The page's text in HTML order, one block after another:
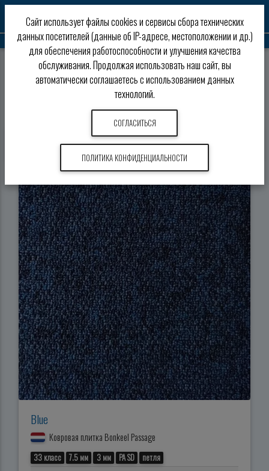
Ковровая плитка Bonkeel Passage
Ковровая плитка Bonkeel Passage
Характеристики Сертификаты
Blue
Ковровая плитка Bonkeel Passage
33 класс 7.5 мм 3 мм PA SD петля
Сайт использует файлы cookies и сервисы сбора технических
данных посетителей (данные об IP-адресе, местоположении и др.)
для обеспечения работоспособности и улучшения качества
обслуживания. Продолжая использовать наш сайт, вы
автоматически соглашаетесь с использованием данных
технологий.
СОГЛАСИТЬСЯ
ПОЛИТИКА КОНФИДЕНЦИАЛЬНОСТИ